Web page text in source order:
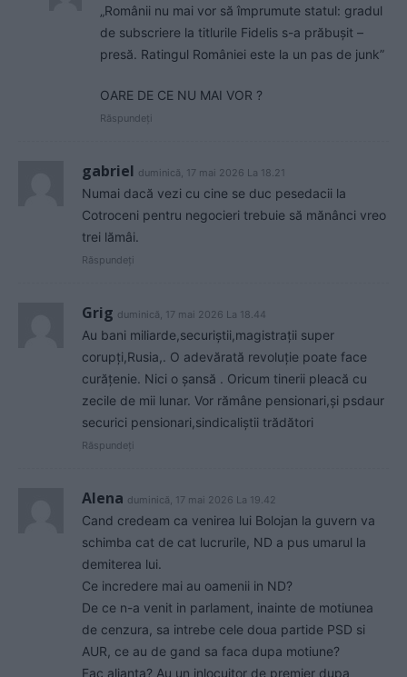
„Românii nu mai vor să împrumute statul: gradul
de subscriere la titlurile Fidelis s-a prăbușit –
presă. Ratingul României este la un pas de junk”
OARE DE CE NU MAI VOR ?
Răspundeți
gabriel duminică, 17 mai 2026 La 18.21
Numai dacă vezi cu cine se duc pesedacii la
Cotroceni pentru negocieri trebuie să mănânci vreo
trei lămâi.
Răspundeți
Grig duminică, 17 mai 2026 La 18.44
Au bani miliarde,securiștii,magistrații super
corupți,Rusia,. O adevărată revoluție poate face
curățenie. Nici o șansă . Oricum tinerii pleacă cu
zecile de mii lunar. Vor rămâne pensionari,și psdaur
securici pensionari,sindicaliștii trădători
Răspundeți
Alena duminică, 17 mai 2026 La 19.42
Cand credeam ca venirea lui Bolojan la guvern va
schimba cat de cat lucrurile, ND a pus umarul la
demiterea lui.
Ce incredere mai au oamenii in ND?
De ce n-a venit in parlament, inainte de motiunea
de cenzura, sa intrebe cele doua partide PSD si
AUR, ce au de gand sa faca dupa motiune?
Fac alianta? Au un inlocuitor de premier dupa